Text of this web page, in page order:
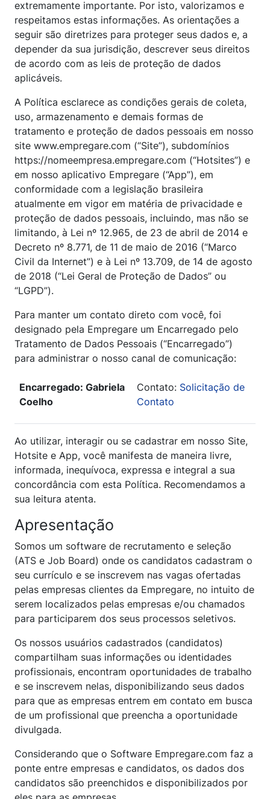
extremamente importante. Por isto, valorizamos e
respeitamos estas informações. As orientações a
seguir são diretrizes para proteger seus dados e, a
depender da sua jurisdição, descrever seus direitos
de acordo com as leis de proteção de dados
aplicáveis.
A Política esclarece as condições gerais de coleta,
uso, armazenamento e demais formas de
tratamento e proteção de dados pessoais em nosso
site www.empregare.com (“Site”), subdomínios
https://nomeempresa.empregare.com (“Hotsites”) e
em nosso aplicativo Empregare (“App”), em
conformidade com a legislação brasileira
atualmente em vigor em matéria de privacidade e
proteção de dados pessoais, incluindo, mas não se
limitando, à Lei nº 12.965, de 23 de abril de 2014 e
Decreto nº 8.771, de 11 de maio de 2016 (“Marco
Civil da Internet”) e à Lei nº 13.709, de 14 de agosto
de 2018 (“Lei Geral de Proteção de Dados” ou
“LGPD”).
Para manter um contato direto com você, foi
designado pela Empregare um Encarregado pelo
Tratamento de Dados Pessoais (“Encarregado”)
para administrar o nosso canal de comunicação:
Encarregado: Gabriela
Coelho
Contato: Solicitação de
Contato
Ao utilizar, interagir ou se cadastrar em nosso Site,
Hotsite e App, você manifesta de maneira livre,
informada, inequívoca, expressa e integral a sua
concordância com esta Política. Recomendamos a
sua leitura atenta.
Apresentação
Somos um software de recrutamento e seleção
(ATS e Job Board) onde os candidatos cadastram o
seu currículo e se inscrevem nas vagas ofertadas
pelas empresas clientes da Empregare, no intuito de
serem localizados pelas empresas e/ou chamados
para participarem dos seus processos seletivos.
Os nossos usuários cadastrados (candidatos)
compartilham suas informações ou identidades
profissionais, encontram oportunidades de trabalho
e se inscrevem nelas, disponibilizando seus dados
para que as empresas entrem em contato em busca
de um profissional que preencha a oportunidade
divulgada.
Considerando que o Software Empregare.com faz a
ponte entre empresas e candidatos, os dados dos
candidatos são preenchidos e disponibilizados por